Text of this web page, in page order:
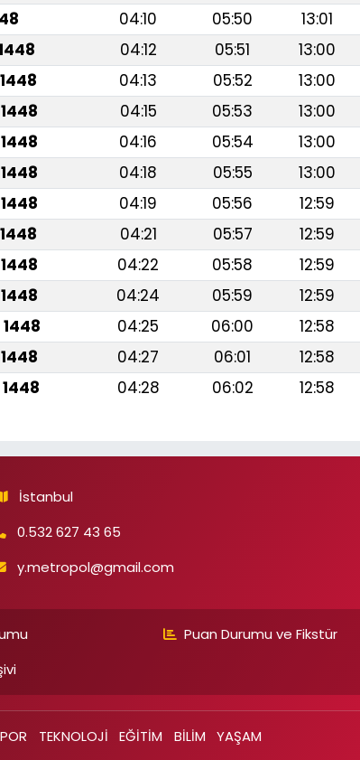
04:10 05:50 13:01
04:12 05:51 13:00
04:13 05:52 13:00
04:15 05:53 13:00
04:16 05:54 13:00
04:18 05:55 13:00
04:19 05:56 12:59
04:21 05:57 12:59
04:22 05:58 12:59
04:24 05:59 12:59
04:25 06:00 12:58
04:27 06:01 12:58
04:28 06:02 12:58
İstanbul
0.532 627 43 65
y.metropol@gmail.com
Puan Durumu ve Fikstür
TEKNOLOJİ EĞİTİM BİLİM YAŞAM